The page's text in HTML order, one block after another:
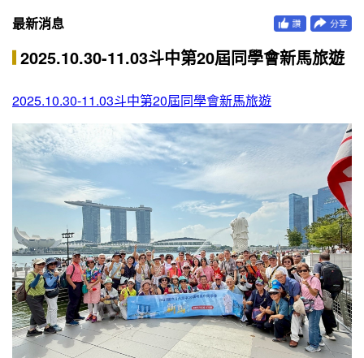
最新消息
2025.10.30-11.03斗中第20屆同學會新馬旅遊
2025.10.30-11.03斗中第20屆同學會新馬旅遊